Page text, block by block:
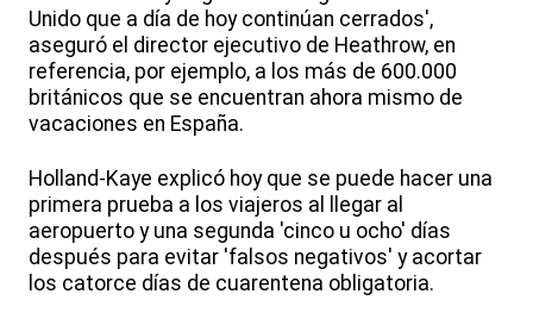
Unido que a día de hoy continúan cerrados',
aseguró el director ejecutivo de Heathrow, en
referencia, por ejemplo, a los más de 600.000
británicos que se encuentran ahora mismo de
vacaciones en España.
Holland-Kaye explicó hoy que se puede hacer una
primera prueba a los viajeros al llegar al
aeropuerto y una segunda 'cinco u ocho' días
después para evitar 'falsos negativos' y acortar
los catorce días de cuarentena obligatoria.